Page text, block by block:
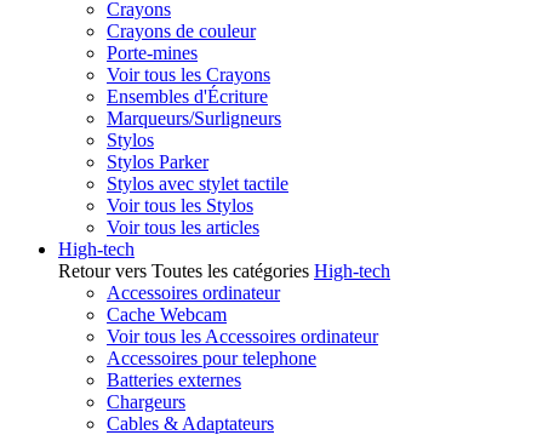
Crayons
Crayons de couleur
Porte-mines
Voir tous les Crayons
Ensembles d'Écriture
Marqueurs/Surligneurs
Stylos
Stylos Parker
Stylos avec stylet tactile
Voir tous les Stylos
Voir tous les articles
High-tech
Retour vers Toutes les catégories High-tech
Accessoires ordinateur
Cache Webcam
Voir tous les Accessoires ordinateur
Accessoires pour telephone
Batteries externes
Chargeurs
Cables & Adaptateurs